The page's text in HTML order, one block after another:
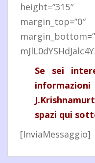
margin_top=”0″
Se sei
spazi qui
[InviaMessaggio]